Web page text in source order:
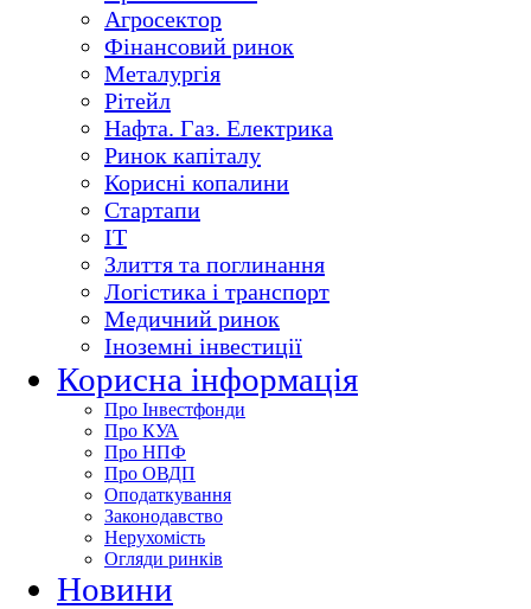
Агросектор
Фінансовий ринок
Металургія
Рітейл
Нафта. Газ. Електрика
Ринок капіталу
Корисні копалини
Стартапи
ІТ
Злиття та поглинання
Логістика і транспорт
Медичний ринок
Іноземні інвестиції
Корисна інформація
Про Інвестфонди
Про КУА
Про НПФ
Про ОВДП
Оподаткування
Законодавство
Нерухомість
Огляди ринків
Новини